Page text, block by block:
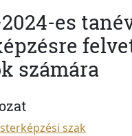
es
számára
szak